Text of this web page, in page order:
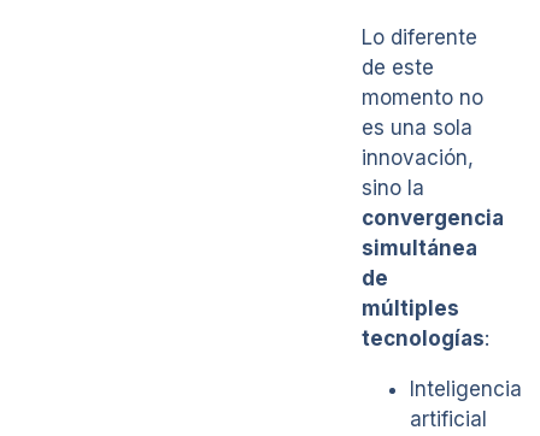
Lo diferente
de este
momento no
es una sola
innovación,
sino la
convergencia
simultánea
de
múltiples
tecnologías:
Inteligencia
artificial